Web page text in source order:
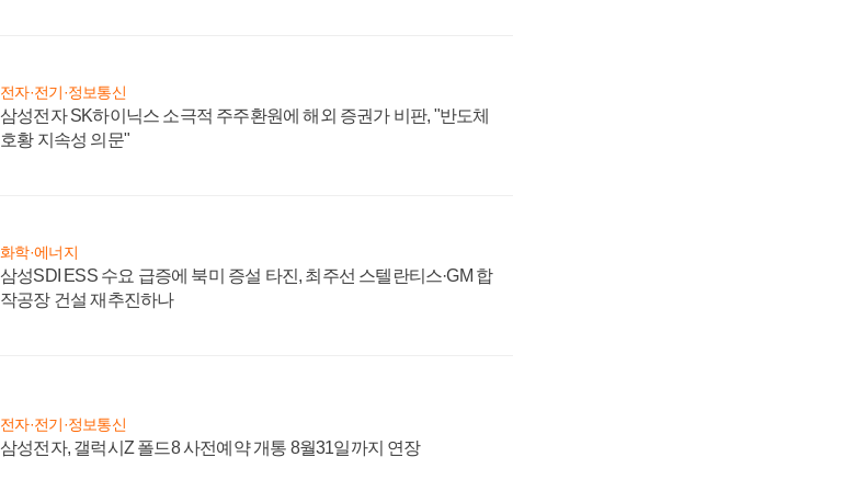
전자·전기·정보통신
삼성전자 SK하이닉스 소극적 주주환원에 해외 증권가 비판, "반도체
호황 지속성 의문"
화학·에너지
삼성SDI ESS 수요 급증에 북미 증설 타진, 최주선 스텔란티스·GM 합
작공장 건설 재추진하나
전자·전기·정보통신
삼성전자, 갤럭시Z 폴드8 사전예약 개통 8월31일까지 연장